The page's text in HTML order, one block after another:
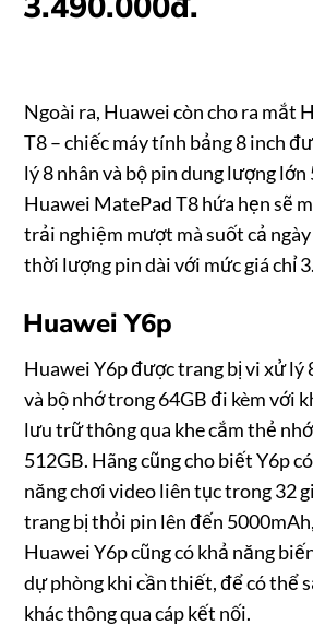
Ngoài ra, Huawei còn cho ra mắt
T8 – chiếc máy tính bảng 8 inch
lý 8 nhân và bộ pin dung lượng
Huawei MatePad T8 hứa hẹn sẽ
trải nghiệm mượt mà suốt cả
thời lượng pin dài với mức giá chỉ
Huawei Y6p
Huawei Y6p được trang bị vi xử lý
và bộ nhớ trong 64GB đi kèm với
lưu trữ thông qua khe cắm thẻ
512GB. Hãng cũng cho biết Y6p
năng chơi video liên tục trong 32
trang bị thỏi pin lên đến
Huawei Y6p cũng có khả năng
dự phòng khi cần thiết, để có thể
khác thông qua cáp kết nối.